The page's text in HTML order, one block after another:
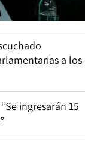
a los
ingresarán 15